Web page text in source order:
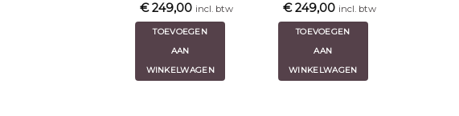
€249,00 incl. btw
TOEVOEGEN
AAN
WINKELWAGEN
aan
wenslijst
€249,00 incl. btw
TOEVOEGEN
AAN
WINKELWAGEN